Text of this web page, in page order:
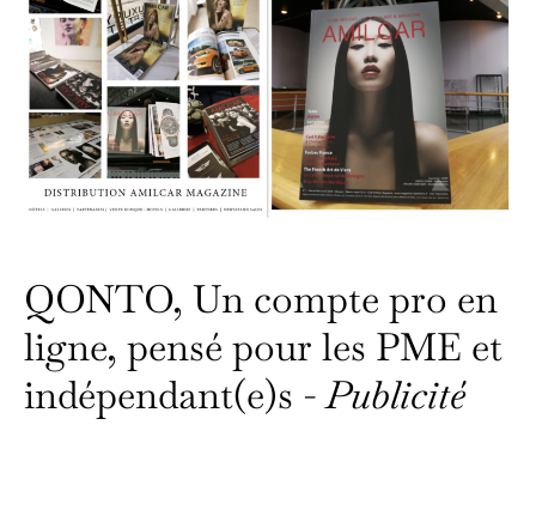
QONTO, Un compte pro en
ligne, pensé pour les PME et
indépendant(e)s -Publicité